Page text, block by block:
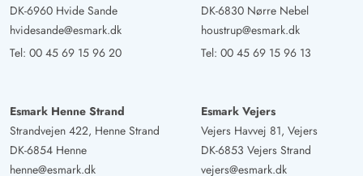
DK-6960 Hvide Sande
hvidesande@esmark.dk
Tel: 00 45 69 15 96 20
DK-6830 Nørre Nebel
houstrup@esmark.dk
Tel: 00 45 69 15 96 13
Esmark Henne Strand
Strandvejen 422, Henne Strand
DK-6854 Henne
henne@esmark.dk
Esmark Vejers
Vejers Havvej 81, Vejers
DK-6853 Vejers Strand
vejers@esmark.dk